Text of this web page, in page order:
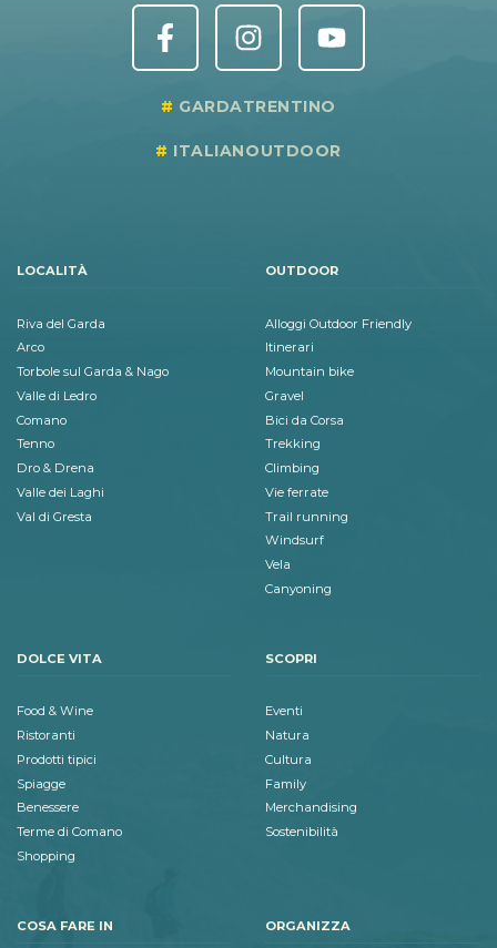
GARDATRENTINO
ITALIANOUTDOOR
LOCALITÀ
Riva del Garda
Arco
Torbole sul Garda & Nago
Valle di Ledro
Comano
Tenno
Dro & Drena
Valle dei Laghi
Val di Gresta
OUTDOOR
Alloggi Outdoor Friendly
Itinerari
Mountain bike
Gravel
Bici da Corsa
Trekking
Climbing
Vie ferrate
Trail running
Windsurf
Vela
Canyoning
DOLCE VITA
Food & Wine
Ristoranti
Prodotti tipici
Spiagge
Benessere
Terme di Comano
Shopping
SCOPRI
Eventi
Natura
Cultura
Family
Merchandising
Sostenibilità
COSA FARE IN ORGANIZZA